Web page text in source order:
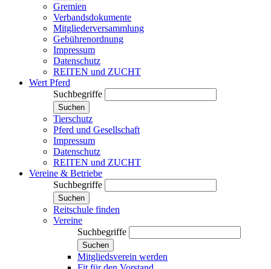
Gremien
Verbandsdokumente
Mitgliederversammlung
Gebührenordnung
Impressum
Datenschutz
REITEN und ZUCHT
Wert Pferd
Suchbegriffe
Suchen
Tierschutz
Pferd und Gesellschaft
Impressum
Datenschutz
REITEN und ZUCHT
Vereine & Betriebe
Suchbegriffe
Suchen
Reitschule finden
Vereine
Suchbegriffe
Suchen
Mitgliedsverein werden